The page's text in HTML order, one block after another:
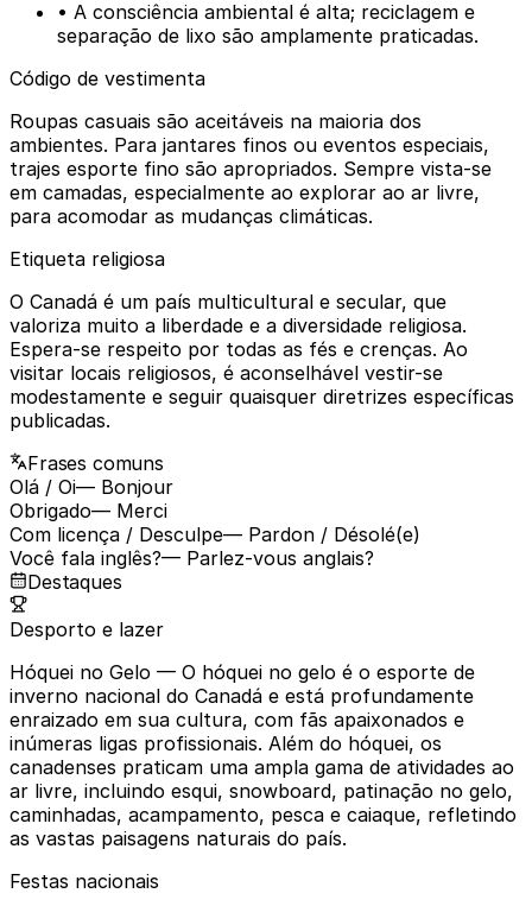
• A consciência ambiental é alta; reciclagem e
separação de lixo são amplamente praticadas.
Código de vestimenta
Roupas casuais são aceitáveis na maioria dos
ambientes. Para jantares finos ou eventos especiais,
trajes esporte fino são apropriados. Sempre vista-se
em camadas, especialmente ao explorar ao ar livre,
para acomodar as mudanças climáticas.
Etiqueta religiosa
O Canadá é um país multicultural e secular, que
valoriza muito a liberdade e a diversidade religiosa.
Espera-se respeito por todas as fés e crenças. Ao
visitar locais religiosos, é aconselhável vestir-se
modestamente e seguir quaisquer diretrizes específicas
publicadas.
Frases comuns
Olá / Oi— Bonjour
Obrigado— Merci
Com licença / Desculpe— Pardon / Désolé(e)
Você fala inglês?— Parlez-vous anglais?
Destaques
Desporto e lazer
Hóquei no Gelo — O hóquei no gelo é o esporte de
inverno nacional do Canadá e está profundamente
enraizado em sua cultura, com fãs apaixonados e
inúmeras ligas profissionais. Além do hóquei, os
canadenses praticam uma ampla gama de atividades ao
ar livre, incluindo esqui, snowboard, patinação no gelo,
caminhadas, acampamento, pesca e caiaque, refletindo
as vastas paisagens naturais do país.
Festas nacionais